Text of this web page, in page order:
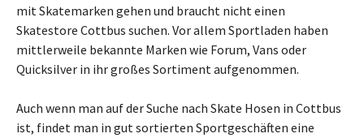
mit Skatemarken gehen und braucht nicht einen
Skatestore Cottbus suchen. Vor allem Sportladen haben
mittlerweile bekannte Marken wie Forum, Vans oder
Quicksilver in ihr großes Sortiment aufgenommen.
Auch wenn man auf der Suche nach Skate Hosen in Cottbus
ist, findet man in gut sortierten Sportgeschäften eine